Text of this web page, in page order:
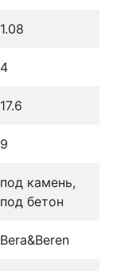
1.08
4
17.6
9
под камень,
под бетон
Bera&Beren